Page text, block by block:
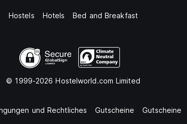
Hostels Hotels Bed and Breakfast
© 1999-2026 Hostelworld.com Limited
und Rechtliches Gutscheine Gutscheine